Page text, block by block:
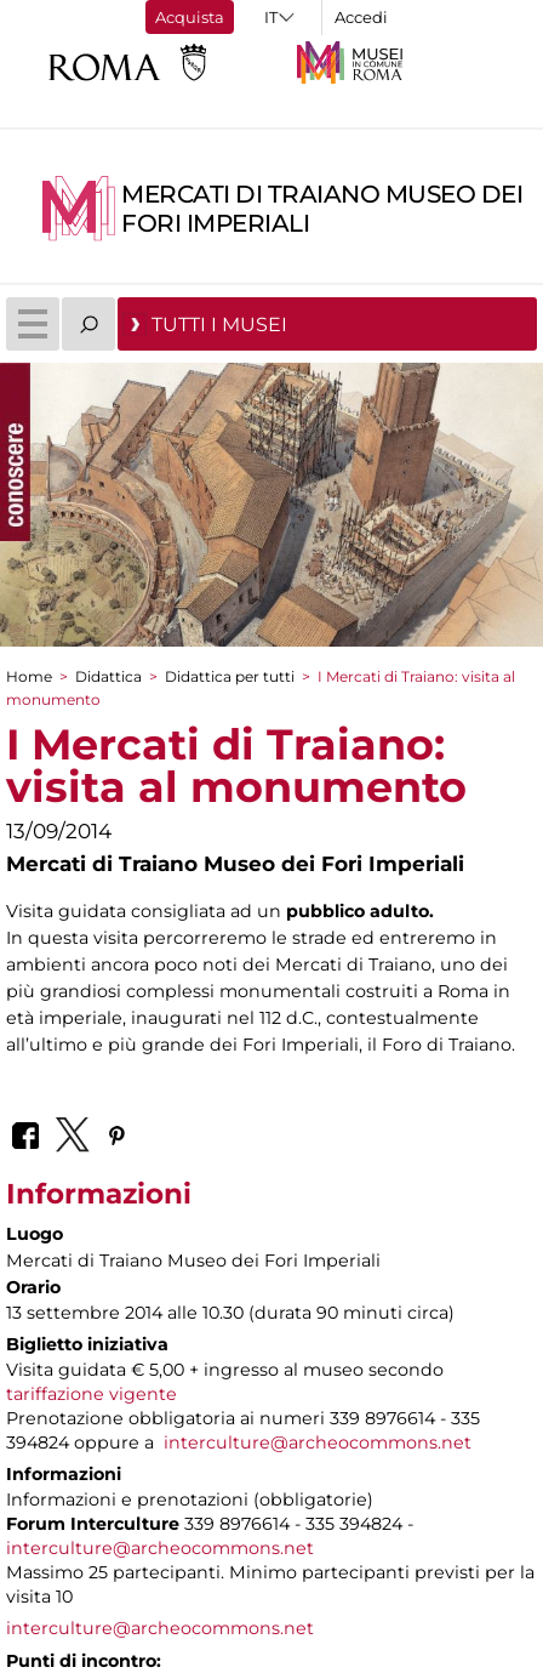
Acquista Accedi
MERCATI DI TRAIANO MUSEO DEI
FORI IMPERIALI
TUTTI I MUSEI
Tu sei qui
Home > Didattica > Didattica per tutti > I Mercati di Traiano: visita al
monumento
I Mercati di Traiano:
visita al monumento
13/09/2014
Mercati di Traiano Museo dei Fori Imperiali
Visita guidata consigliata ad un pubblico adulto.
In questa visita percorreremo le strade ed entreremo in
ambienti ancora poco noti dei Mercati di Traiano, uno dei
più grandiosi complessi monumentali costruiti a Roma in
età imperiale, inaugurati nel 112 d.C., contestualmente
all’ultimo e più grande dei Fori Imperiali, il Foro di Traiano.
Informazioni
Luogo
Mercati di Traiano Museo dei Fori Imperiali
Orario
13 settembre 2014 alle 10.30 (durata 90 minuti circa)
Biglietto iniziativa
Visita guidata € 5,00 + ingresso al museo secondo
tariffazione vigente
Prenotazione obbligatoria ai numeri 339 8976614 - 335
394824 oppure a interculture@archeocommons.net
Informazioni
Informazioni e prenotazioni (obbligatorie)
Forum Interculture 339 8976614 - 335 394824 -
interculture@archeocommons.net
Massimo 25 partecipanti. Minimo partecipanti previsti per la
visita 10
interculture@archeocommons.net
Punti di incontro: